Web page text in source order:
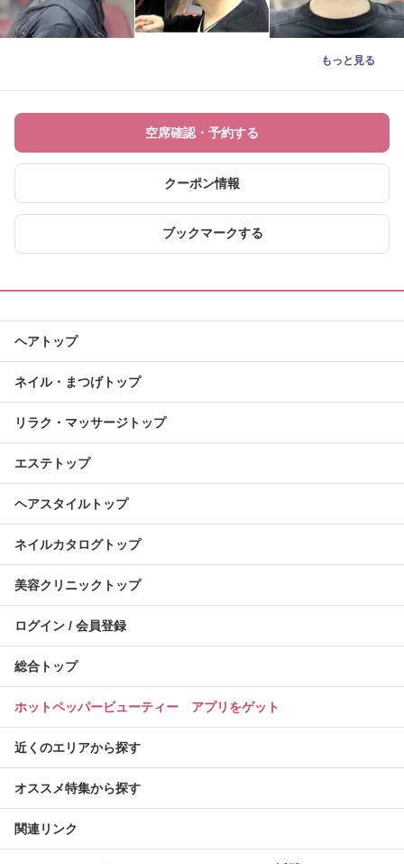
もっと見る
空席確認・予約する
クーポン情報
ブックマークする
ヘアトップ
ネイル・まつげトップ
リラク・マッサージトップ
エステトップ
ヘアスタイルトップ
ネイルカタログトップ
美容クリニックトップ
ログイン / 会員登録
総合トップ
ホットペッパービューティー アプリをゲット
近くのエリアから探す
オススメ特集から探す
関連リンク